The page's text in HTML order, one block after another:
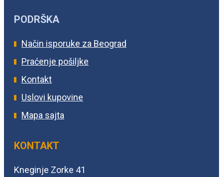
PODRŠKA
Način isporuke za Beograd
Praćenje pošiljke
Kontakt
Uslovi kupovine
Mapa sajta
KONTAKT
Kneginje Zorke 41